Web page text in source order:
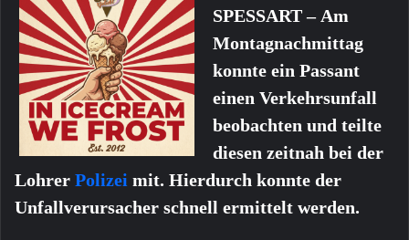
SPESSART – Am
Montagnachmittag
konnte ein Passant
einen Verkehrsunfall
beobachten und teilte
diesen zeitnah bei der
Lohrer Polizei mit. Hierdurch konnte der
Unfallverursacher schnell ermittelt werden.